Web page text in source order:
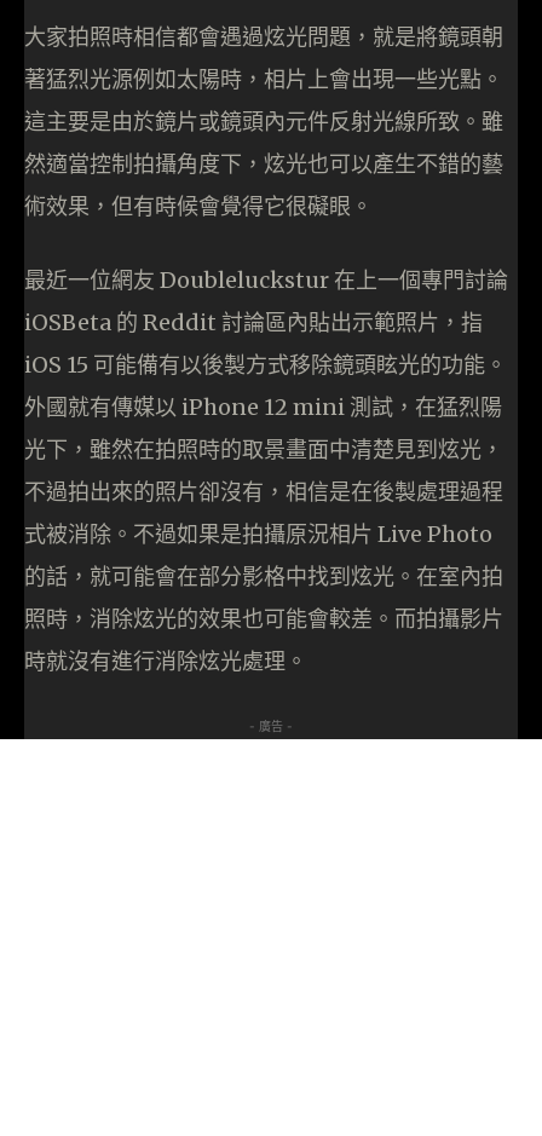
大家拍照時相信都會遇過炫光問題，就是將鏡頭朝
著猛烈光源例如太陽時，相片上會出現一些光點。
這主要是由於鏡片或鏡頭內元件反射光線所致。雖
然適當控制拍攝角度下，炫光也可以產生不錯的藝
術效果，但有時候會覺得它很礙眼。
最近一位網友 Doubleluckstur 在上一個專門討論
iOSBeta 的 Reddit 討論區內貼出示範照片，指
iOS 15 可能備有以後製方式移除鏡頭眩光的功能。
外國就有傳媒以 iPhone 12 mini 測試，在猛烈陽
光下，雖然在拍照時的取景畫面中清楚見到炫光，
不過拍出來的照片卻沒有，相信是在後製處理過程
式被消除。不過如果是拍攝原況相片 Live Photo
的話，就可能會在部分影格中找到炫光。在室內拍
照時，消除炫光的效果也可能會較差。而拍攝影片
時就沒有進行消除炫光處理。
- 廣告 -